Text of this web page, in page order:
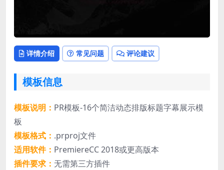
详情介绍 常见问题 评论建议
模板信息
模板说明： PR模板-16个简洁动态排版标题字幕展示模
板
模板格式： .prproj文件
适用软件： PremiereCC 2018或更高版本
插件要求： 无需第三方插件